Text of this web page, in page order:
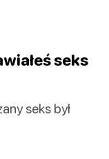
seks
seks był